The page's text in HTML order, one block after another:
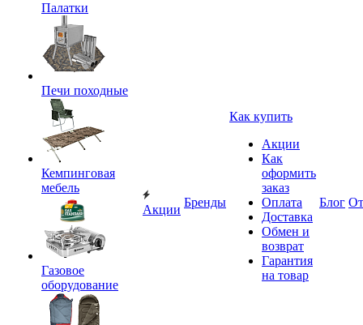
Палатки
Печи походные
Кемпинговая
мебель
Газовое
оборудование
Акции
Бренды
Как купить
Акции
Как
оформить
заказ
Оплата
Доставка
Обмен и
возврат
Гарантия
на товар
Блог